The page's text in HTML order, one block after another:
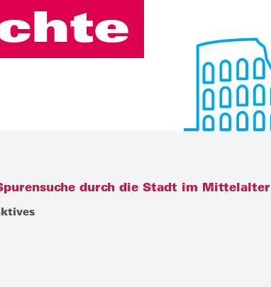
durch die Stadt im Mittelalter